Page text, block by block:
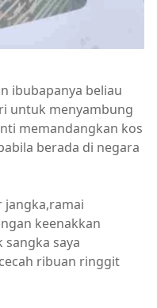
ibubapanya beliau
untuk menyambung
memandangkan kos
berada di negara
jangka,ramai
keenakkan
sangka saya
ribuan ringgit